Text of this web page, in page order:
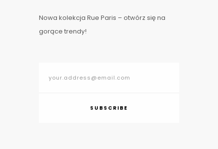
Nowa kolekcja Rue Paris – otwórz się na
gorące trendy!
SUBSCRIBE